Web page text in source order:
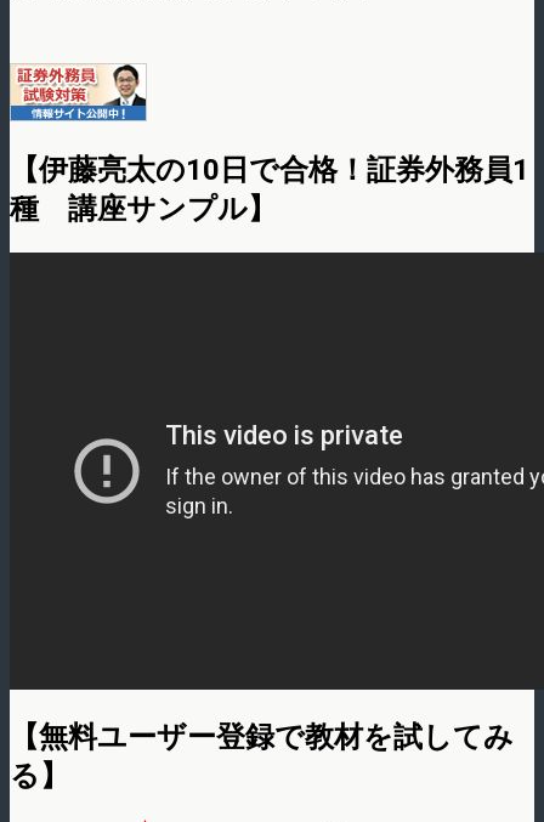
【伊藤亮太の10日で合格！証券外務員1
種 講座サンプル】
【無料ユーザー登録で教材を試してみ
る】